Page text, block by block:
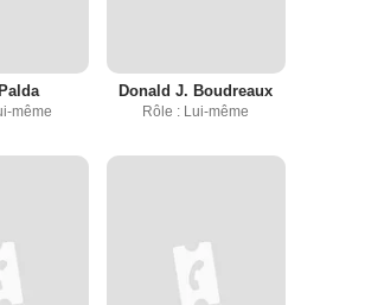
même
Donald J. Boudreaux
Rôle : Lui-même